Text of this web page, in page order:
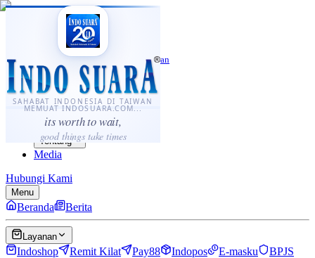
SAHABAT INDONESIA DI TAIWAN
MEMUAT INDOSUARA.COM...
its worth to wait,
good things take times
·...
⌘K
Sahabat Indonesia di Taiwan
Berita
Layanan
Komunitas
Panduan
Tentang
Media
Hubungi Kami
Menu
Beranda Berita
Layanan
Indoshop Remit Kilat Pay88 Indopos E-masku
BPJS